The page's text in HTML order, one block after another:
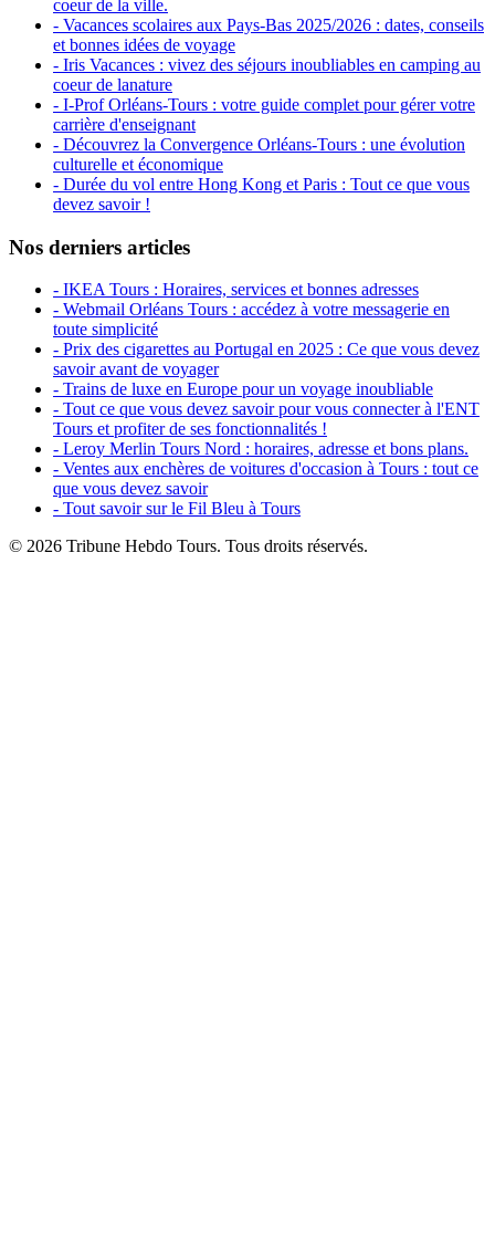
coeur de la ville.
- Vacances scolaires aux Pays-Bas 2025/2026 : dates, conseils
et bonnes idées de voyage
- Iris Vacances : vivez des séjours inoubliables en camping au
coeur de lanature
- I-Prof Orléans-Tours : votre guide complet pour gérer votre
carrière d'enseignant
- Découvrez la Convergence Orléans-Tours : une évolution
culturelle et économique
- Durée du vol entre Hong Kong et Paris : Tout ce que vous
devez savoir !
Nos derniers articles
- IKEA Tours : Horaires, services et bonnes adresses
- Webmail Orléans Tours : accédez à votre messagerie en
toute simplicité
- Prix des cigarettes au Portugal en 2025 : Ce que vous devez
savoir avant de voyager
- Trains de luxe en Europe pour un voyage inoubliable
- Tout ce que vous devez savoir pour vous connecter à l'ENT
Tours et profiter de ses fonctionnalités !
- Leroy Merlin Tours Nord : horaires, adresse et bons plans.
- Ventes aux enchères de voitures d'occasion à Tours : tout ce
que vous devez savoir
- Tout savoir sur le Fil Bleu à Tours
© 2026 Tribune Hebdo Tours. Tous droits réservés.